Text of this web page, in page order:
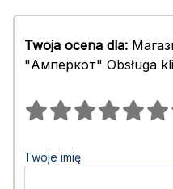
Twoja ocena dla:
"Амперкот" Obsługa
Twoje imię